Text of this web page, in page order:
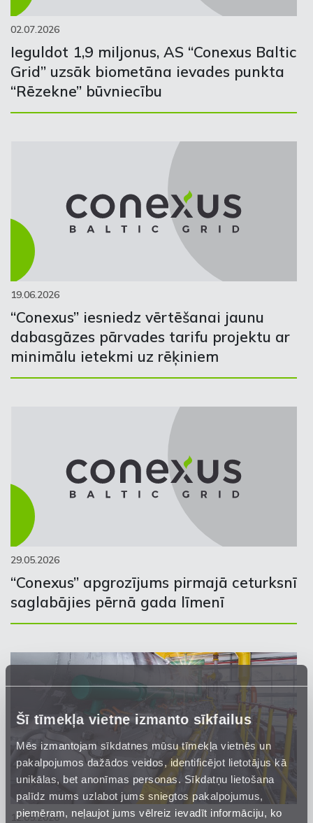
Šī tīmekļa vietne izmanto sīkfailus
Mēs izmantojam sīkdatnes mūsu tīmekļa vietnēs un
pakalpojumos dažādos veidos, identificējot lietotājus kā
unikālas, bet anonīmas personas. Sīkdatņu lietošana
palīdz mums uzlabot jums sniegtos pakalpojumus,
piemēram, neļaujot jums vēlreiz ievadīt informāciju, ko
02.07.2026
Ieguldot 1,9 miljonus, AS “Conexus Baltic
Grid” uzsāk biometāna ievades punkta
“Rēzekne” būvniecību
19.06.2026
“Conexus” iesniedz vērtēšanai jaunu
dabasgāzes pārvades tarifu projektu ar
minimālu ietekmi uz rēķiniem
29.05.2026
“Conexus” apgrozījums pirmajā ceturksnī
saglabājies pērnā gada līmenī
12.05.2026